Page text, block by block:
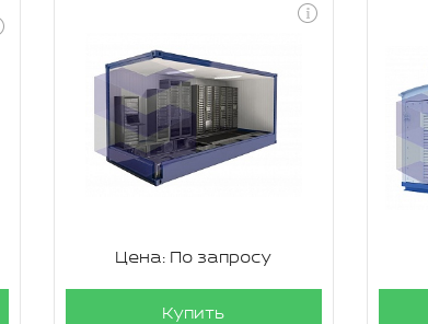
Цена: По запросу
Купить